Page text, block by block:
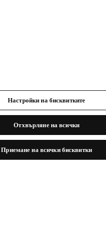
Настройки на бисквитките
Отхвърляне на всички
Приемане на всички бисквитки